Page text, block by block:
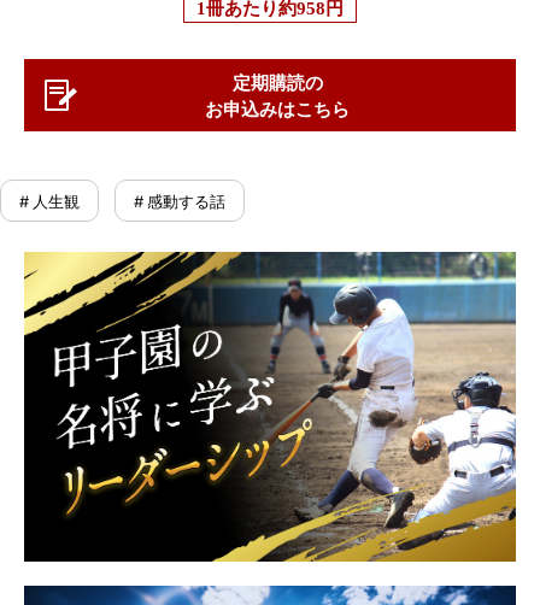
1冊あたり約958円
定期購読の
お申込みはこちら
# 人生観 # 感動する話